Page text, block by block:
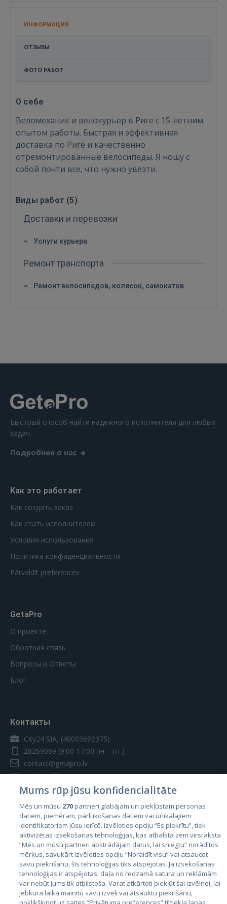
Войти
GOOGLE
Ещё не зарегистрированы?
ИНФОРМАЦИЯ
ОТЗЫВЫ
ФОТО РАБОТ
О себе
Веломеханик и велокурьер в Риге с 15-летним
опытом работы. Быстрая и эффективная
доставка по Риге и качественно
отремонтированные велосипеды. Я ношу с
собой почти все, что нужно увезти.
Виды работ (5)
Доставки и перевозки
Услуги курьера
Ремонт транспорта
Ремонт велосипедов, колясок, самокатов
Быстрый способ найти надежного исполнителя для любых
задач.
Подробнее о нас
Как это работает
Как создать заказ
Как стать исполнителем
Условия использования
Политика конфиденциальности
Pārvaldīt preferences
GetaPro
О проекте
Обратная связь
Вопросы и Ответы
Блог
Контакты
City24 SIA, (40003692375)
28259069 (9:00-17:00 пн. - пт.)
contact@getapro.lv
Страны
Эстония
Латвия
Литва
Mums rūp jūsu konfidencialitāte
Mēs un mūsu 270partneri glabājam un piekļūstam personas
datiem, piemēram, pārlūkošanas datiem vai unikālajiem
identifikatoriem jūsu ierīcē. Izvēloties opciju “Es piekrītu”, tiek
aktivizētas izsekošanas tehnoloģijas, kas atbalsta zem virsraksta
“Mēs un mūsu partneri apstrādājam datus, lai sniegtu” norādītos
mērķus, savukārt izvēloties opciju “Noraidīt visu” vai atsaucot
savu piekrišanu, šīs tehnoloģijas tiks atspējotas. Ja izsekošanas
tehnoloģijas ir atspējotas, daļa no redzamā satura un reklāmām
var nebūt jums tik atbilstoša. Varat atkārtoti piekļūt šai izvēlnei, lai
jebkurā laikā mainītu savu izvēli vai atsauktu piekrišanu,